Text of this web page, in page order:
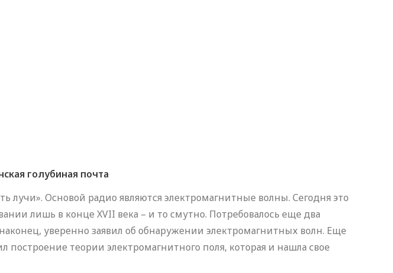
голубиная почта
лучи». Основой радио являются электромагнитные волны. Сегодня это
лишь в конце XVII века – и то смутно. Потребовалось еще два
уверенно заявил об обнаружении электромагнитных волн. Еще
теории электромагнитного поля, которая и нашла свое